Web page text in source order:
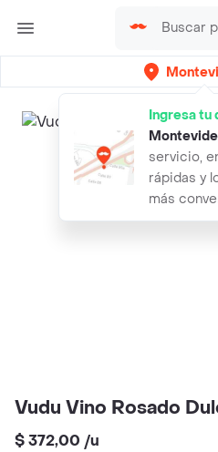
Ingresa tu
servicio,
rápidas y
más
Vudu Vino Rosado
$ 372,00 /u